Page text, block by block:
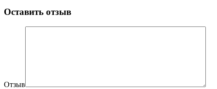
Оставить отзыв
Отзыв